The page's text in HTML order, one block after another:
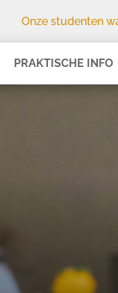
Onze studenten
PRAKTISCHE INFO